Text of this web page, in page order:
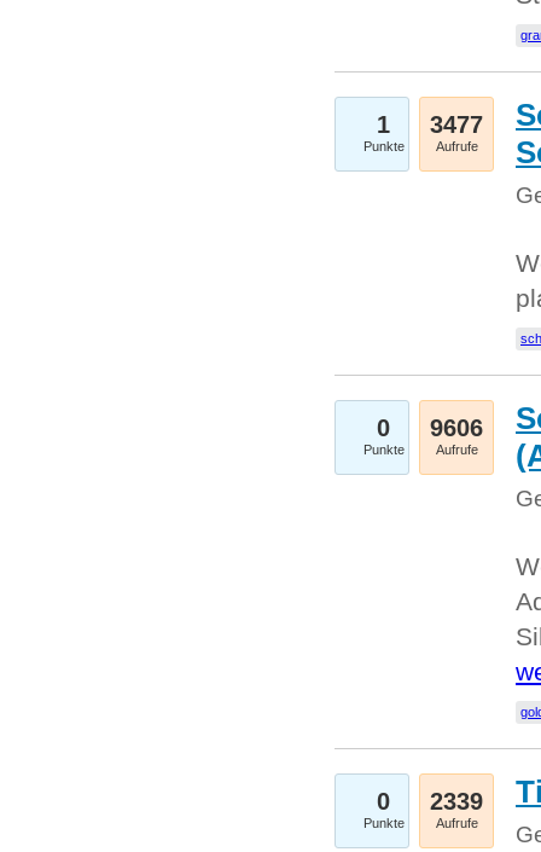
1
Punkte
3477
Aufrufe
0
Punkte
9606
Aufrufe
0
Punkte
2339
Aufrufe